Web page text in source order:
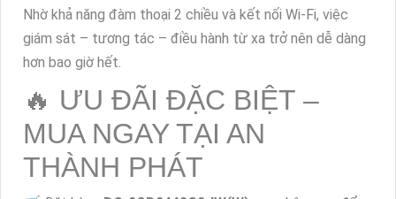
Nhờ khả năng đàm thoại 2 chiều và kết nối Wi-Fi, việc
giám sát – tương tác – điều hành từ xa trở nên dễ dàng
hơn bao giờ hết.
🔥 ƯU ĐÃI ĐẶC BIỆT –
MUA NGAY TẠI AN
THÀNH PHÁT